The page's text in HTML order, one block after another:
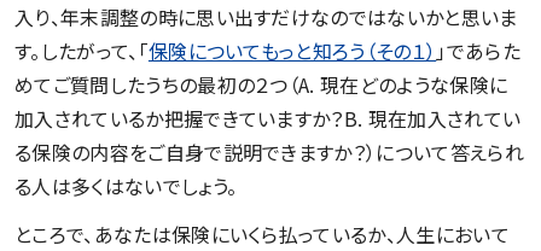
入り、年末調整の時に思い出すだけなのではないかと思いま
す。したがって、「保険についてもっと知ろう（その１） 」であらた
めてご質問したうちの最初の２つ（A. 現在どのような保険に
加入されているか把握できていますか？B. 現在加入されてい
る保険の内容をご自身で説明できますか？）について答えられ
る人は多くはないでしょう。
ところで、あなたは保険にいくら払っているか、人生において